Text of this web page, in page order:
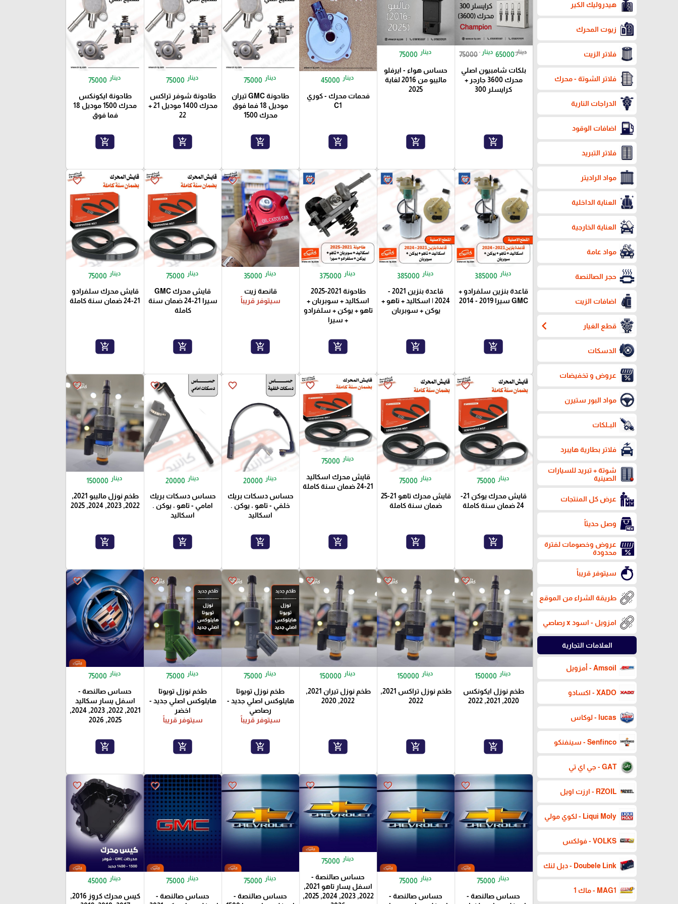
هيدروليك الكير
زيوت المحرك
فلاتر الزيت
فلاتر الشوتة - محرك
الدراجات النارية
اضافات الوقود
فلاتر التبريد
مواد الراديتر
العناية الداخلية
العناية الخارجية
مواد عامة
حجر الصالنصة
اضافات الزيت
قطع الغيار chevron_left
الدسكات
عروض و تخفيضات
مواد البور ستيرن
البــلكات
فلاتر بطارية هايبرد
شوتة + تبريد للسيارات
الصينية
عرض كل المنتجات
وصل حديثاً
عروض وخصومات لفترة
محدودة
سيتوفر قريباً
طريقة الشراء من الموقع
امزويل - اسود x رصاصي
العلامات التجارية
Amsoil - أمزويل
XADO - اكسادو
lucas - لوكاس
Senfinco - سينفنكو
GAT - جي اي تي
RZOIL - ارزت اويل
Liqui Moly - لكوي مولي
VOLKS - فولكس
Doubele Link - دبل لنك
MAG1 - ماك 1
75000 دينار65000 دينار
بلكات شامبيون اصلي
محرك 3600 جارجر +
كرايسلر 300
add_shopping_cart
75000 دينار
حساس هواء - ايرفلو
ماليبو من 2016 لغاية
2025
add_shopping_cart
45000 دينار
فحمات محرك - كوري
C1
add_shopping_cart
75000 دينار
طاحونة GMC تيران
موديل 18 فما فوق
محرك 1500
add_shopping_cart
75000 دينار
طاحونة شوفر تراكس
محرك 1400 موديل 21 +
22
add_shopping_cart
75000 دينار
طاحونة ايكونكس
محرك 1500 موديل 18
فما فوق
add_shopping_cart
favorite_border
385000 دينار
قاعدة بنزين سلفرادو +
GMC سيرا 2019 - 2014
add_shopping_cart
favorite_border
385000 دينار
قاعدة بنزين 2021 -
2024 | اسكاليد + تاهو +
يوكن + سوبربان
add_shopping_cart
favorite_border
375000 دينار
طاحونة 2021-2025
اسكاليد + سوبربان +
تاهو + يوكن + سلفرادو
+ سيرا
add_shopping_cart
favorite_border
35000 دينار
قانصة زيت
سيتوفر قريباً
add_shopping_cart
favorite_border
75000 دينار
قايش محرك GMC
سيرا 21-24 ضمان سنة
كاملة
add_shopping_cart
favorite_border
75000 دينار
قايش محرك سلفرادو
21-24 ضمان سنة كاملة
add_shopping_cart
favorite_border
75000 دينار
قايش محرك يوكن 21-
24 ضمان سنة كاملة
add_shopping_cart
favorite_border
75000 دينار
قايش محرك تاهو 21-25
ضمان سنة كاملة
add_shopping_cart
favorite_border
75000 دينار
قايش محرك اسكاليد
21-24 ضمان سنة كاملة
add_shopping_cart
favorite_border
20000 دينار
حساس دسكات بريك
خلفي - تاهو ، يوكن .
اسكاليد
add_shopping_cart
favorite_border
20000 دينار
حساس دسكات بريك
امامي - تاهو ، يوكن .
اسكاليد
add_shopping_cart
favorite_border
150000 دينار
طخم نوزل ماليبو 2021,
2022, 2023, 2024, 2025
add_shopping_cart
favorite_border
150000 دينار
طخم نوزل ايكونكس
2020, 2021, 2022
add_shopping_cart
favorite_border
150000 دينار
طخم نوزل تراكس 2021,
2022
add_shopping_cart
favorite_border
150000 دينار
طخم نوزل تيران 2021,
2022, 2020
add_shopping_cart
favorite_border
75000 دينار
طخم نوزل تويوتا
هايلوكس اصلي جديد -
رصاصي
سيتوفر قريباً
add_shopping_cart
favorite_border
75000 دينار
طخم نوزل تويوتا
هايلوكس اصلي جديد -
اخضر
سيتوفر قريباً
add_shopping_cart
favorite_border
75000 دينار
حساس صالنصة -
اسفل يسار سكاليد
2021, 2022, 2023, 2024,
2025, 2026
add_shopping_cart
favorite_border
75000 دينار
حساس صالنصة -
favorite_border
75000 دينار
حساس صالنصة -
favorite_border
75000 دينار
حساس صالنصة -
اسفل يسار تاهو 2021,
2022, 2023, 2024, 2025,
favorite_border
75000 دينار
حساس صالنصة -
favorite_border
75000 دينار
حساس صالنصة -
favorite_border
45000 دينار
كيس محرك كروز 2016,